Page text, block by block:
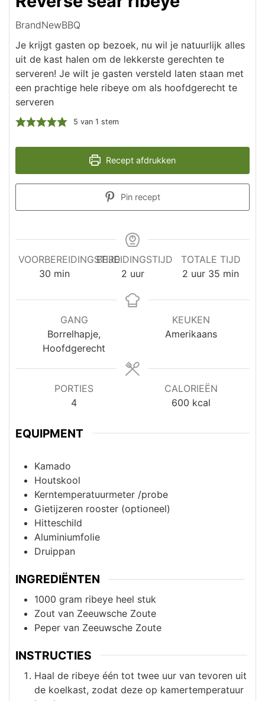
BrandNewBBQ
Je krijgt gasten op bezoek, nu wil je natuurlijk alles
uit de kast halen om de lekkerste gerechten te
serveren! Je wilt je gasten versteld laten staan met
een prachtige hele ribeye om als hoofdgerecht te
serveren
5 van 1 stem
Recept afdrukken
Pin recept
VOORBEREIDINGSTIJD
30 minuten
min
BEREIDINGSTIJD
2uur
uur
TOTALE TIJD
2 uur
uur 35 minuten
min
GANG
Borrelhapje,
Hoofdgerecht
KEUKEN
Amerikaans
PORTIES
4
CALORIEËN
600 kcal
EQUIPMENT
Kamado
Houtskool
Kerntemperatuurmeter /probe
Gietijzeren rooster (optioneel)
Hitteschild
Aluminiumfolie
Druippan
INGREDIËNTEN
1000 gram ribeye heel stuk
Zout van Zeeuwsche Zoute
Peper van Zeeuwsche Zoute
INSTRUCTIES
Haal de ribeye één tot twee uur van tevoren uit
de koelkast, zodat deze op kamertemperatuur